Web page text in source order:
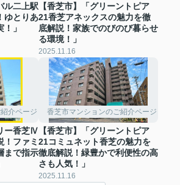
ル二上駅
ゆとりあ
」
【香芝市】「グリーントピア
21香芝アネックスの魅力を徹
底解説！家族でのびのび暮らせ
る環境！」
2025.11.16
介ページ
ー香芝Ⅳ
！ファミ
まで指示
香芝市マンションのご紹介ページ
【香芝市】「グリーントピア
21コミュネット香芝の魅力を
徹底解説！緑豊かで利便性の高
さも人気！」
2025.11.16